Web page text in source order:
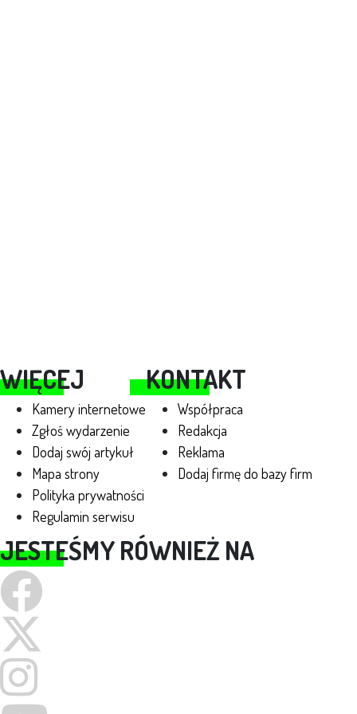
WIĘCEJ
Kamery internetowe
Zgłoś wydarzenie
Dodaj swój artykuł
Mapa strony
Polityka prywatności
Regulamin serwisu
KONTAKT
Współpraca
Redakcja
Reklama
Dodaj firmę do bazy firm
JESTEŚMY RÓWNIEŻ NA